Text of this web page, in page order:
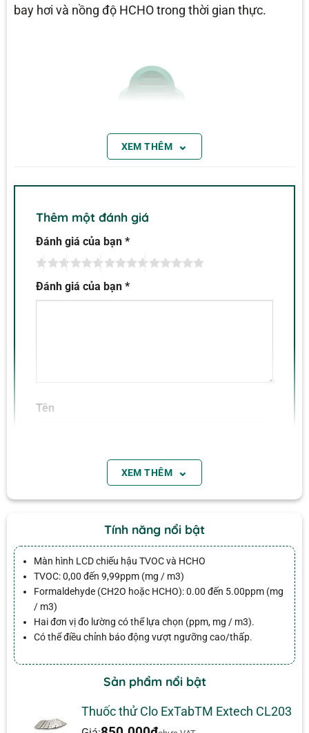
bay hơi và nồng độ HCHO trong thời gian thực.
Máy đo VOC, CH2O Extech VFM200 có thời gian
đáp ứng nhanh, nhỏ gọn, dễ mang theo. Rất lý
tưởng để kiểm tra chất lượng không khí trong nhà
khác. Các nguồn tiềm năng cho VOC bao gồm. Sơn,
chất hoàn thiện, chất kết dính, khói thuốc lá, thuốc
đạc mới, phủ tường. Chất tẩy rửa gia dụng và nhiên
liệu nấu ăn.
Hóa chất bao gồm: Acetone, Ethylene Glycol,
Formaldehyde, Xylen, 1,3-butadien.
Tetrachloroethene, Hydrogen Sulfide, Amoniac,
Toluene, Benzen, Methylene Chloride,
Perchloroethylene và MTBE.
Tính năng, đặc điểm:
Màn hình LCD backlit hiển thị nồng độ TVOC và
XEM THÊM ⌄
Thêm một đánh giá
Đánh giá của bạn *
Đánh giá của bạn *
Tên
1 đánh giá choMáy đo VOC, CH2O Extech
VFM200
Được xếp
hạng55
XEM THÊM ⌄
Tính năng nổi bật
Màn hình LCD chiếu hậu TVOC và HCHO
TVOC: 0,00 đến 9,99ppm (mg / m3)
Formaldehyde (CH2O hoặc HCHO): 0.00 đến 5.00ppm (mg
/ m3)
Hai đơn vị đo lường có thể lựa chọn (ppm, mg / m3).
Có thể điều chỉnh báo động vượt ngưỡng cao/thấp.
Sản phẩm nổi bật
Thuốc thử Clo ExTabTM Extech CL203